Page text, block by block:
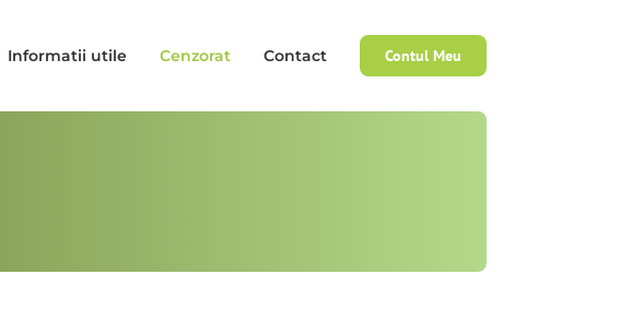
Informatii utile Cenzorat Contact Contul Meu